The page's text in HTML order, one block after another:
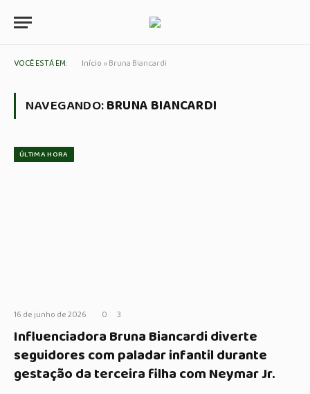
VOCÊ ESTÁ EM: Início »Bruna Biancardi
NAVEGANDO:BRUNA BIANCARDI
ÚLTIMA HORA
16 de junho de 2026 0 3
Influenciadora Bruna Biancardi diverte
seguidores com paladar infantil durante
gestação da terceira filha com Neymar Jr.